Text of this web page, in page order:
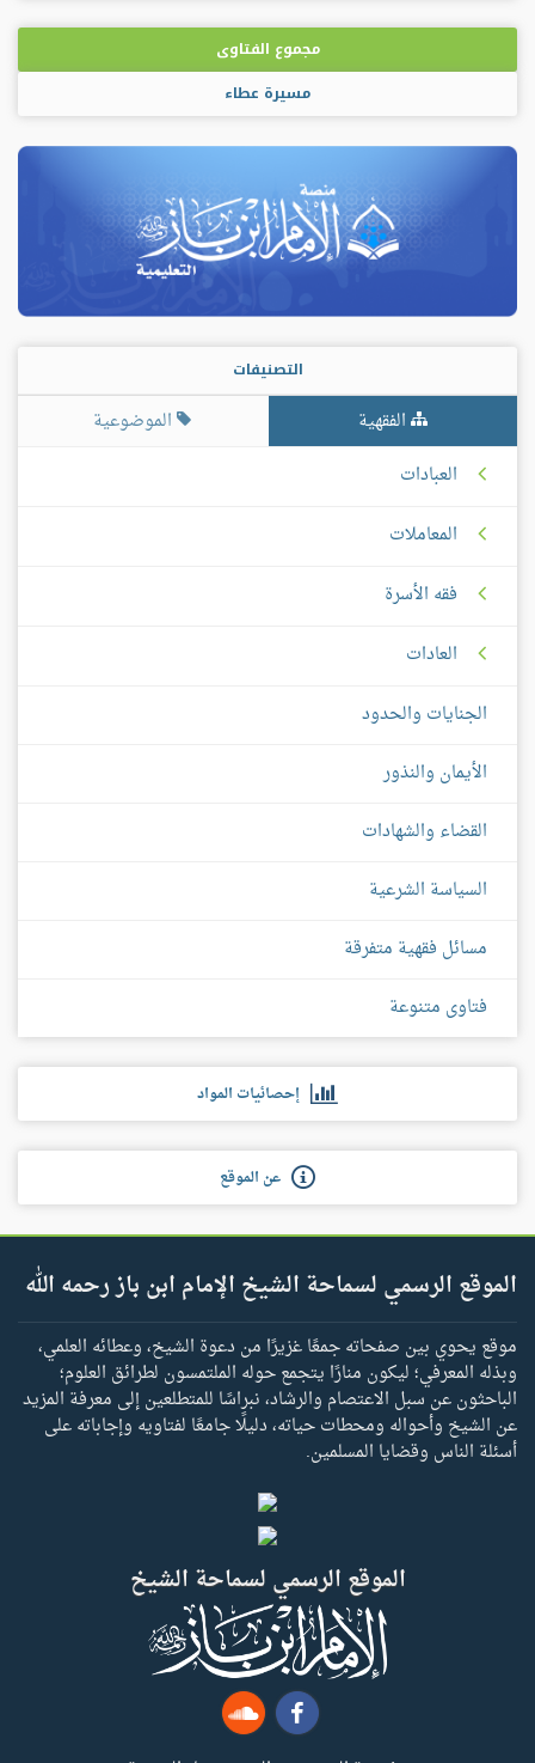
مجموع الفتاوى
مسيرة عطاء
التصنيفات
الفقهية
الموضوعية
العبادات
المعاملات
فقه الأسرة
العادات
الجنايات والحدود
الأيمان والنذور
القضاء والشهادات
السياسة الشرعية
مسائل فقهية متفرقة
فتاوى متنوعة
إحصائيات المواد
عن الموقع
الموقع الرسمي لسماحة الشيخ الإمام ابن باز رحمه الله
موقع يحوي بين صفحاته جمعًا غزيرًا من دعوة الشيخ، وعطائه العلمي،
وبذله المعرفي؛ ليكون منارًا يتجمع حوله الملتمسون لطرائق العلوم؛
الباحثون عن سبل الاعتصام والرشاد، نبراسًا للمتطلعين إلى معرفة المزيد
عن الشيخ وأحواله ومحطات حياته، دليلًا جامعًا لفتاويه وإجاباته على
أسئلة الناس وقضايا المسلمين.
الموقع الرسمي لسماحة الشيخ